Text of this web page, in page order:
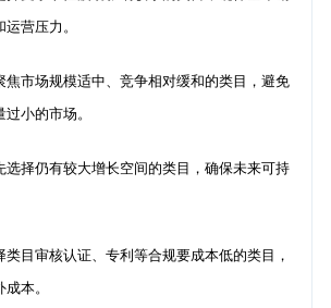
营压力。
市场规模适中、竞争相对缓和的类目，避免
小的市场。
择仍有较大增长空间的类目，确保未来可持
目审核认证、专利等合规要成本低的类目，
本。